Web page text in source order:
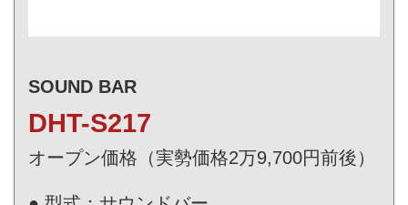
SOUND BAR
DHT-S217
オープン価格（実勢価格2万9,700円前後）